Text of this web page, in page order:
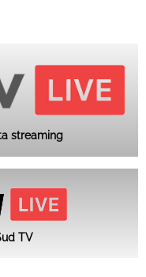
streaming
TV